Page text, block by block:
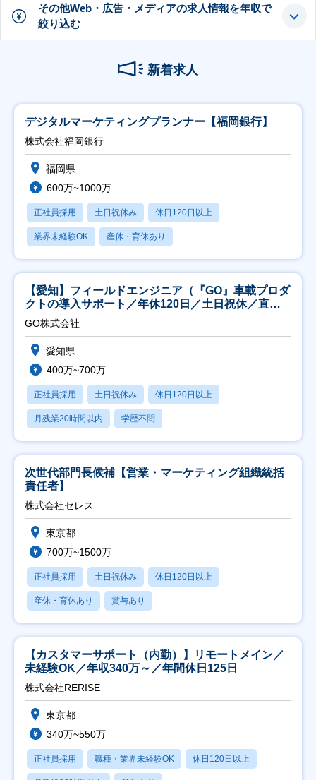
その他Web・広告・メディアの求人情報を年収で
絞り込む
新着求人
デジタルマーケティングプランナー【福岡銀行】
株式会社福岡銀行
福岡県
600万~1000万
正社員採用 土日祝休み 休日120日以上
業界未経験OK 産休・育休あり
【愛知】フィールドエンジニア（『GO』車載プロダ
クトの導入サポート／年休120日／土日祝休／直行
直帰
GO株式会社
愛知県
400万~700万
正社員採用 土日祝休み 休日120日以上
月残業20時間以内 学歴不問
次世代部門長候補【営業・マーケティング組織統括
責任者】
株式会社セレス
東京都
700万~1500万
正社員採用 土日祝休み 休日120日以上
産休・育休あり 賞与あり
【カスタマーサポート（内勤）】リモートメイン／
未経験OK／年収340万～／年間休日125日
株式会社RERISE
東京都
340万~550万
正社員採用 職種・業界未経験OK 休日120日以上